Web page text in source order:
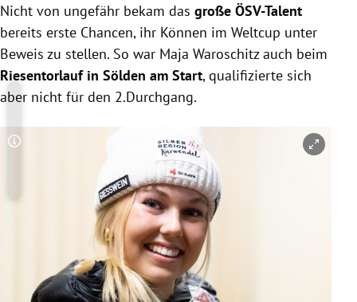
Nicht von ungefähr bekam das große ÖSV-Talent
bereits erste Chancen, ihr Können im Weltcup unter
Beweis zu stellen. So war Maja Waroschitz auch beim
Riesentorlauf in Sölden am Start, qualifizierte sich
aber nicht für den 2.Durchgang.
Copyright-Hinweis öffnen/schließen